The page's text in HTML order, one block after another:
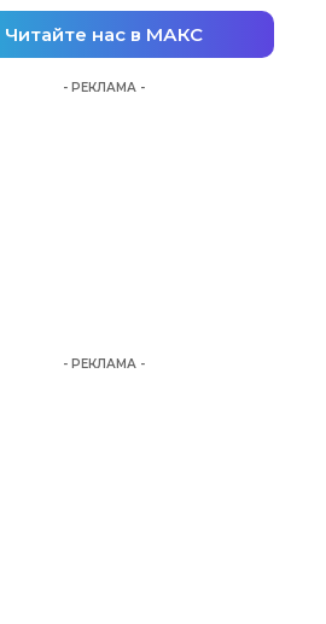
Читайте нас в МАКС
- РЕКЛАМА -
- РЕКЛАМА -